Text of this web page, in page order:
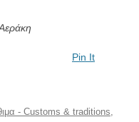
Pin It
- Customs & traditions